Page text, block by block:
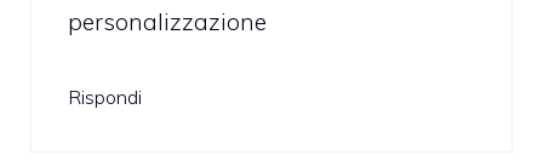
personalizzazione
Rispondi